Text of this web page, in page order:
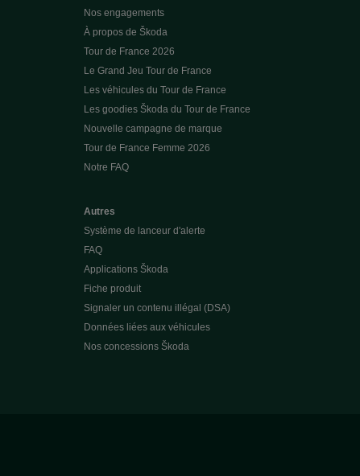
Nos engagements
À propos de Škoda
Tour de France 2026
Le Grand Jeu Tour de France
Les véhicules du Tour de France
Les goodies Škoda du Tour de France
Nouvelle campagne de marque
Tour de France Femme 2026
Notre FAQ
Autres
Système de lanceur d'alerte
FAQ
Applications Škoda
Fiche produit
Signaler un contenu illégal (DSA)
Données liées aux véhicules
Nos concessions Škoda